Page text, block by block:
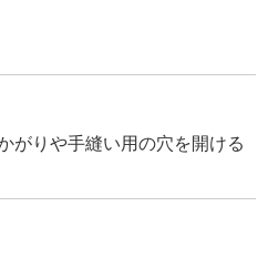
がりや手縫い用の穴を開ける